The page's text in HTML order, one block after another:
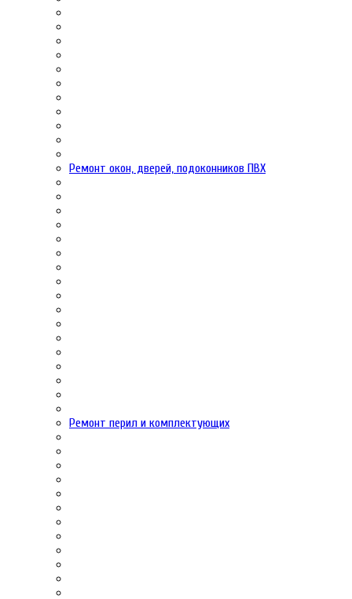
Ремонт окон, дверей, подоконников ПВХ
Ремонт перил и комплектующих